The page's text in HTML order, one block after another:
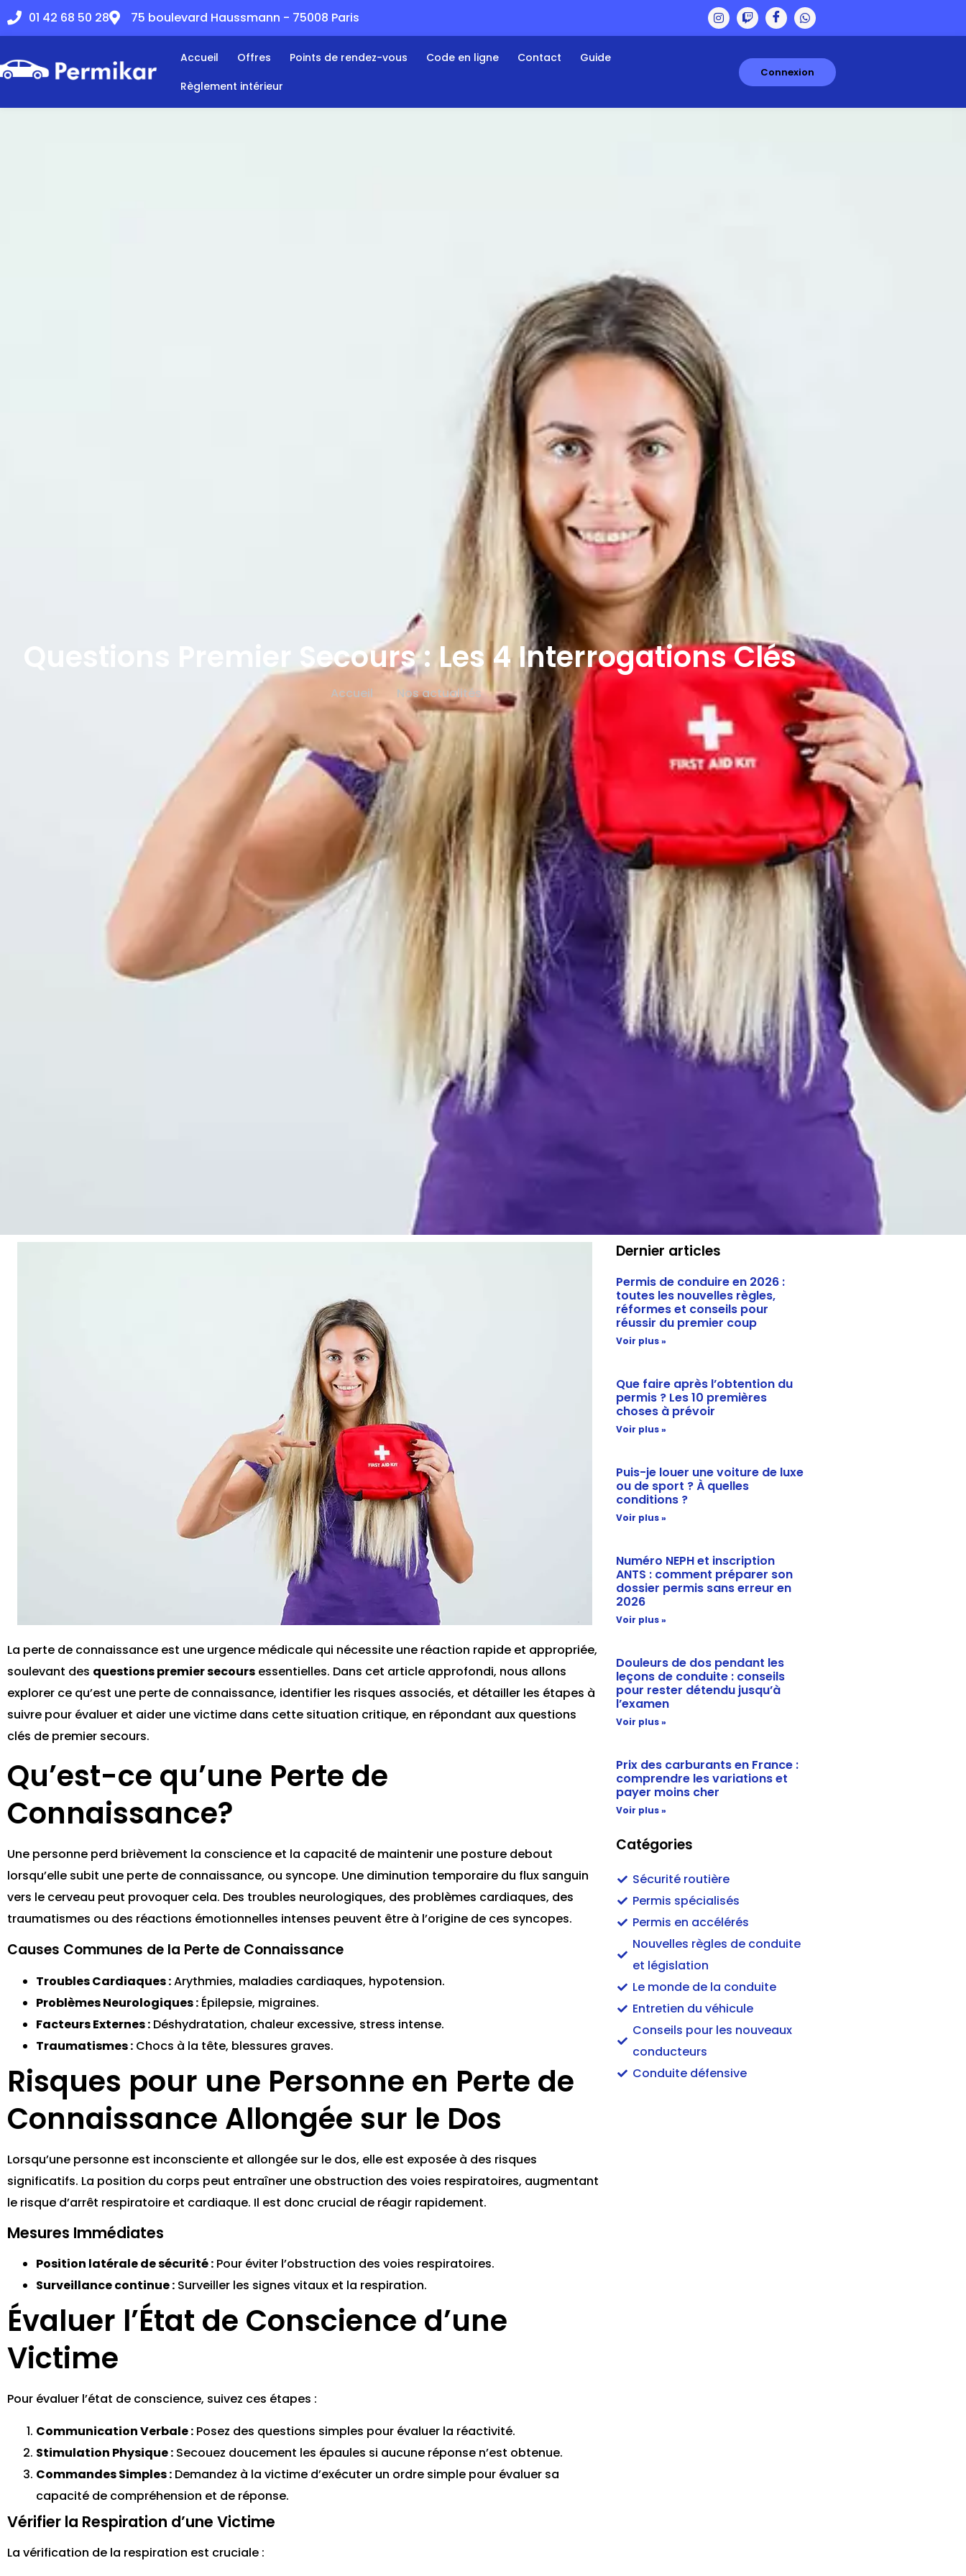
01 42 68 50 28 75 boulevard Haussmann - 75008 Paris
Accueil Offres Points de rendez-vous Code en ligne Contact
Guide
Règlement intérieur
Connexion
Questions Premier Secours : Les 4 Interrogations Clés
Accueil Nos actualités
La perte de connaissance est une urgence médicale qui nécessite une réaction rapide et appropriée,
soulevant des questions premier secours essentielles. Dans cet article approfondi, nous allons
explorer ce qu’est une perte de connaissance, identifier les risques associés, et détailler les étapes à
suivre pour évaluer et aider une victime dans cette situation critique, en répondant aux questions
clés de premier secours.
Qu’est-ce qu’une Perte de
Connaissance?
Une personne perd brièvement la conscience et la capacité de maintenir une posture debout
lorsqu’elle subit une perte de connaissance, ou syncope. Une diminution temporaire du flux sanguin
vers le cerveau peut provoquer cela. Des troubles neurologiques, des problèmes cardiaques, des
traumatismes ou des réactions émotionnelles intenses peuvent être à l’origine de ces syncopes.
Causes Communes de la Perte de Connaissance
Troubles Cardiaques :Arythmies, maladies cardiaques, hypotension.
Problèmes Neurologiques : Épilepsie, migraines.
Facteurs Externes : Déshydratation, chaleur excessive, stress intense.
Traumatismes : Chocs à la tête, blessures graves.
Risques pour une Personne en Perte de
Connaissance Allongée sur le Dos
Lorsqu’une personne est inconsciente et allongée sur le dos, elle est exposée à des risques
significatifs. La position du corps peut entraîner une obstruction des voies respiratoires, augmentant
le risque d’arrêt respiratoire et cardiaque. Il est donc crucial de réagir rapidement.
Mesures Immédiates
Position latérale de sécurité : Pour éviter l’obstruction des voies respiratoires.
Surveillance continue : Surveiller les signes vitaux et la respiration.
Évaluer l’État de Conscience d’une
Victime
Pour évaluer l’état de conscience, suivez ces étapes :
Communication Verbale : Posez des questions simples pour évaluer la réactivité.
Stimulation Physique : Secouez doucement les épaules si aucune réponse n’est obtenue.
Commandes Simples : Demandez à la victime d’exécuter un ordre simple pour évaluer sa
capacité de compréhension et de réponse.
Vérifier la Respiration d’une Victime
La vérification de la respiration est cruciale :
Dernier articles
Permis de conduire en 2026 :
toutes les nouvelles règles,
réformes et conseils pour
réussir du premier coup
Voir plus »
Que faire après l’obtention du
permis ? Les 10 premières
choses à prévoir
Voir plus »
Puis-je louer une voiture de luxe
ou de sport ? À quelles
conditions ?
Voir plus »
Numéro NEPH et inscription
ANTS : comment préparer son
dossier permis sans erreur en
2026
Voir plus »
Douleurs de dos pendant les
leçons de conduite : conseils
pour rester détendu jusqu’à
l’examen
Voir plus »
Prix des carburants en France :
comprendre les variations et
payer moins cher
Voir plus »
Catégories
Sécurité routière
Permis spécialisés
Permis en accélérés
Nouvelles règles de conduite
et législation
Le monde de la conduite
Entretien du véhicule
Conseils pour les nouveaux
conducteurs
Conduite défensive